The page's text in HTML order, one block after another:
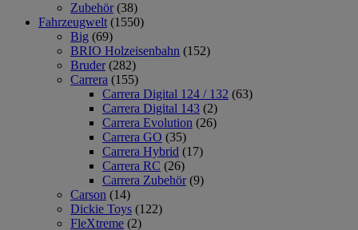
Zubehör (38)
Fahrzeugwelt (1550)
Big (69)
BRIO Holzeisenbahn (152)
Bruder (282)
Carrera (155)
Carrera Digital 124 / 132 (63)
Carrera Digital 143 (2)
Carrera Evolution (26)
Carrera GO (35)
Carrera Hybrid (17)
Carrera RC (26)
Carrera Zubehör (9)
Carson (14)
Dickie Toys (122)
FleXtreme (2)